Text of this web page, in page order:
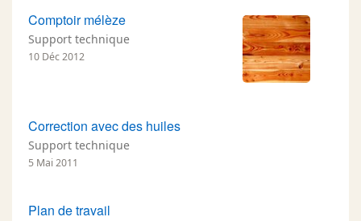
Comptoir mélèze
Support technique
10 Déc 2012
Correction avec des huiles
Support technique
5 Mai 2011
Plan de travail